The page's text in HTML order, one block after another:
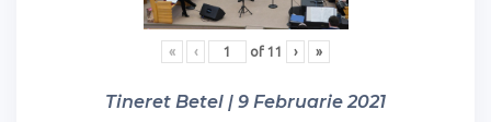
« ‹ of 11 › »
Tineret Betel | 9 Februarie 2021